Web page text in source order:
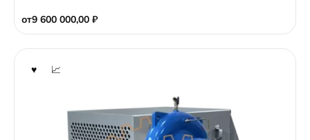
от9 600 000,00 ₽
f
5